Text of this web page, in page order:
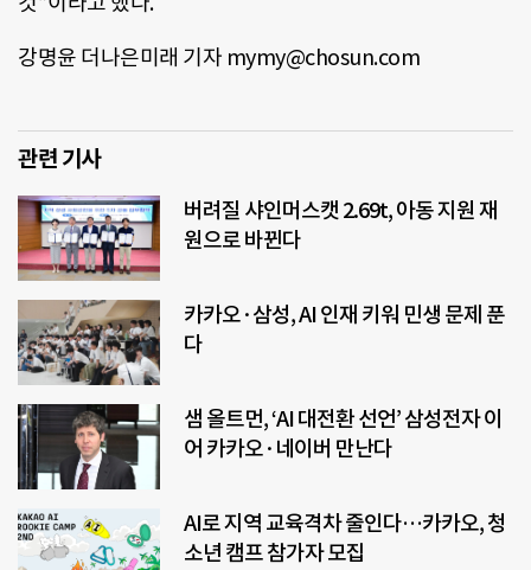
강명윤 더나은미래 기자 mymy@chosun.com
관련 기사
버려질 샤인머스캣 2.69t, 아동 지원 재
원으로 바뀐다
카카오·삼성, AI 인재 키워 민생 문제 푼
다
샘 올트먼, ‘AI 대전환 선언’ 삼성전자 이
어 카카오·네이버 만난다
AI로 지역 교육격차 줄인다…카카오, 청
소년 캠프 참가자 모집